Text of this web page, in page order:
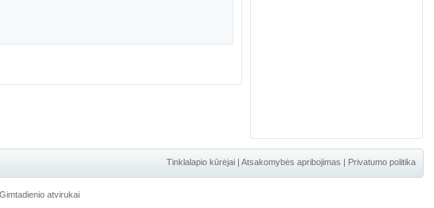
Tinklalapio kūrėjai| Atsakomybės apribojimas | Privatumo politika
Gimtadienio atvirukai